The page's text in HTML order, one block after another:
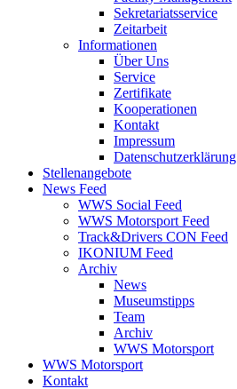
Sekretariatsservice
Zeitarbeit
Informationen
Über Uns
Service
Zertifikate
Kooperationen
Kontakt
Impressum
Datenschutzerklärung
Stellenangebote
News Feed
WWS Social Feed
WWS Motorsport Feed
Track&Drivers CON Feed
IKONIUM Feed
Archiv
News
Museumstipps
Team
Archiv
WWS Motorsport
WWS Motorsport
Kontakt